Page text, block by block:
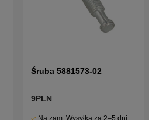
Śruba 5881573-02
9PLN
Na zam. Wysyłka za 2–5 dni